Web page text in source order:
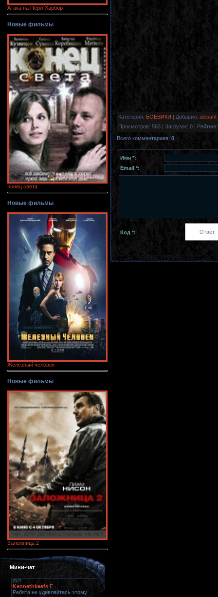
Атака на Пёрл-Харбор
Новые фильмы
Конец света
Новые фильмы
Железный человек
Новые фильмы
Заложница 2
Мини-чат
Категория: БОЕВИКИ | Добавил: alesant
Просмотров: 583 | Загрузок: 0 | Рейтинг:
Всего комментариев: 0
Имя *:
Email *:
Код *: